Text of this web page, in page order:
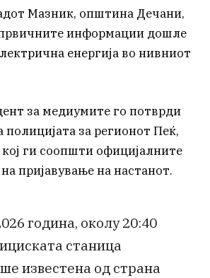
Мазник, општина Дечани,
информации дошле
енергија во нивниот
за медиумите го потврди
за регионот Пеќ,
ги соопшти официјалните
пријавување на настанот.
година, околу 20:40
станица
известена од страна